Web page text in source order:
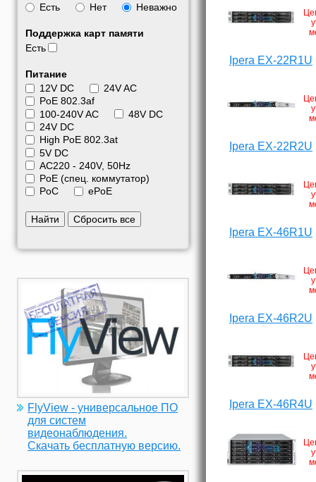
Есть
Нет Неважно
Поддержка карт памяти
Есть
Питание
12V DC
24V AC
PoE 802.3af
100-240V AC
48V DC
24V DC
High PoE 802.3at
5V DC
АС220 - 240V, 50Hz
PoE (спец. коммутатор)
PoC
ePoE
Найти Сбросить все
FlyView - универсальное ПО
для систем
видеонаблюдения.
Скачать бесплатную версию.
Ipera EX-22R1U
Ipera EX-22R2U
Ipera EX-46R1U
Ipera EX-46R2U
Ipera EX-46R4U